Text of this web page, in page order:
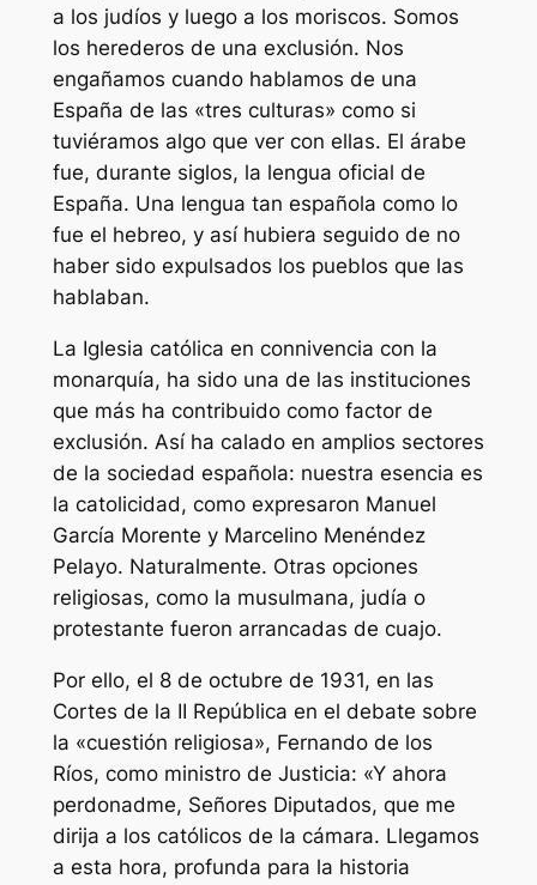
a los judíos y luego a los moriscos. Somos
los herederos de una exclusión. Nos
engañamos cuando hablamos de una
España de las «tres culturas» como si
tuviéramos algo que ver con ellas. El árabe
fue, durante siglos, la lengua oficial de
España. Una lengua tan española como lo
fue el hebreo, y así hubiera seguido de no
haber sido expulsados los pueblos que las
hablaban.
La Iglesia católica en connivencia con la
monarquía, ha sido una de las instituciones
que más ha contribuido como factor de
exclusión. Así ha calado en amplios sectores
de la sociedad española: nuestra esencia es
la catolicidad, como expresaron Manuel
García Morente y Marcelino Menéndez
Pelayo. Naturalmente. Otras opciones
religiosas, como la musulmana, judía o
protestante fueron arrancadas de cuajo.
Por ello, el 8 de octubre de 1931, en las
Cortes de la II República en el debate sobre
la «cuestión religiosa», Fernando de los
Ríos, como ministro de Justicia: «Y ahora
perdonadme, Señores Diputados, que me
dirija a los católicos de la cámara. Llegamos
a esta hora, profunda para la historia